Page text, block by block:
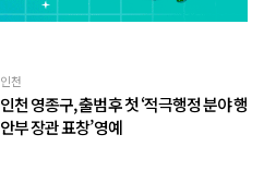
인천
인천 영종구, 출범 후 첫 ‘적극행정 분야 행
안부 장관 표창’ 영예